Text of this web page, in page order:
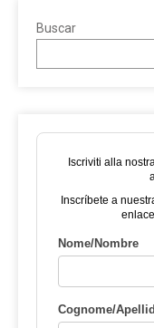
Buscar
Iscriviti alla
Inscríbete a
Nome/Nombre
Cognome/